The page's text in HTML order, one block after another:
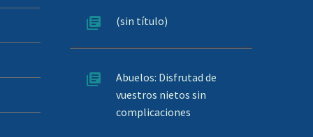
(sin título)
Abuelos: Disfrutad de
vuestros nietos sin
complicaciones